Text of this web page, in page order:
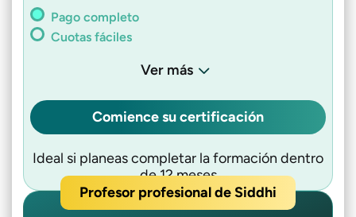
Pago completo
Cuotas fáciles
Ver más
Comience su certificación
Ideal si planeas completar la formación dentro
de 12 meses
Profesor profesional de Siddhi